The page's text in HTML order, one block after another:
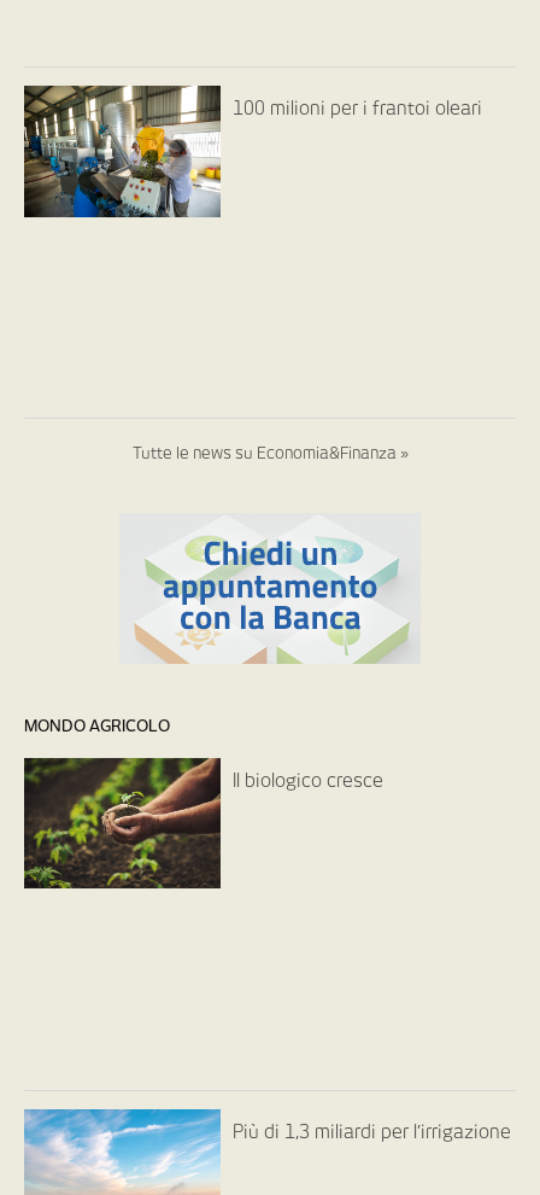
100 milioni per i frantoi oleari
Tutte le news su Economia&Finanza »
MONDO AGRICOLO
Il biologico cresce
Più di 1,3 miliardi per l’irrigazione